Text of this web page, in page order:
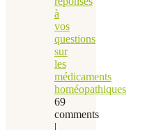
à
vos
questions
sur
les
médicaments
homéopathiques
69
comments
|